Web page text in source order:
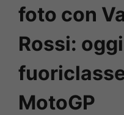
foto con
Rossi:
MotoGP